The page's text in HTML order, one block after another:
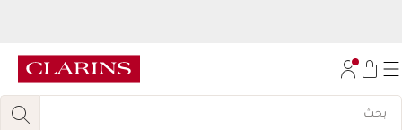
انتقل إلى أسفل الصفحة